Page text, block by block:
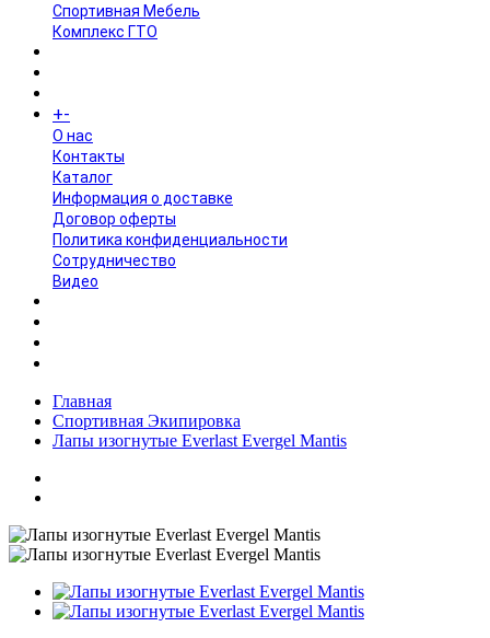
Спортивная Мебель
Комплекс ГТО
+-
O нас
Контакты
Каталог
Информация о доставке
Договор оферты
Политика конфиденциальности
Сотрудничество
Видео
Главная
Спортивная Экипировка
Лапы изогнутые Everlast Evergel Mantis